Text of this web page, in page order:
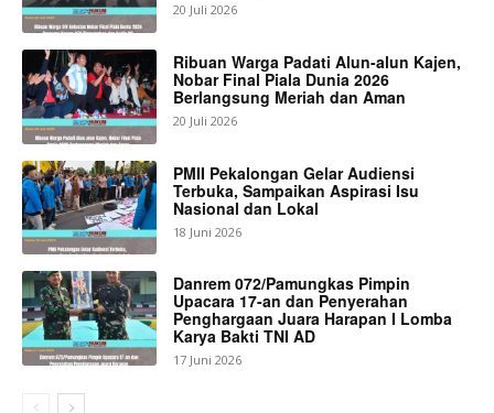
20 Juli 2026
Ribuan Warga Padati Alun-alun Kajen,
Nobar Final Piala Dunia 2026
Berlangsung Meriah dan Aman
20 Juli 2026
PMII Pekalongan Gelar Audiensi
Terbuka, Sampaikan Aspirasi Isu
Nasional dan Lokal
18 Juni 2026
Danrem 072/Pamungkas Pimpin
Upacara 17-an dan Penyerahan
Penghargaan Juara Harapan I Lomba
Karya Bakti TNI AD
17 Juni 2026